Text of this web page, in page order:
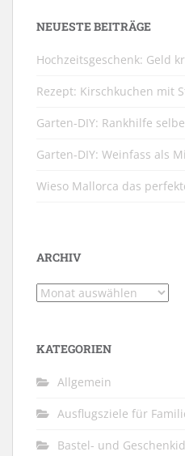
NEUESTE BEITRÄGE
Hochzeitsgeschenk: Geld
Rezept: Kirschkuchen mit
Garten-DIY: Rankhilfe
Garten-DIY: Weinfass als
Wieso Mallorca das
ARCHIV
Archiv
KATEGORIEN
Allgemein
Ausflugsziele für
Bastel- und